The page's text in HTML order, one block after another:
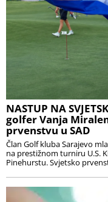
NASTUP NA
golfer Vanja
prvenstvu u SAD
Član Golf kluba Sarajevo
na prestižnom turniru U.S.
Pinehurstu. Svjetsko